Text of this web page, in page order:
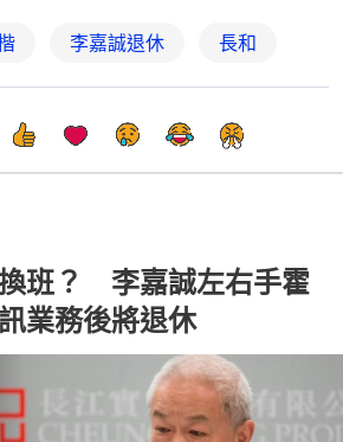
李嘉誠退休 長和
班？ 李嘉誠左右手霍
業務後將退休